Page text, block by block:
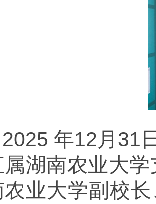
2025 年12月31
属湖南农业大
农业大学副校